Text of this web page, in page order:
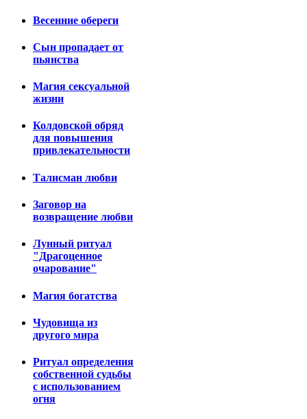
Весенние обереги
Сын пропадает от
пьянства
Магия сексуальной
жизни
Колдовской обряд
для повышения
привлекательности
Талисман любви
Заговор на
возвращение любви
Лунный ритуал
"Драгоценное
очарование"
Магия богатства
Чудовища из
другого мира
Ритуал определения
собственной судьбы
с использованием
огня